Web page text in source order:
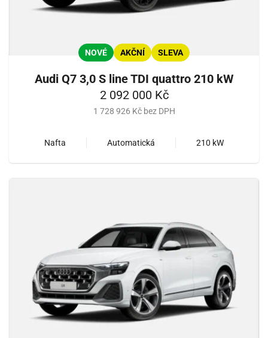
NOVÉ AKČNÍ SLEVA
Audi Q7 3,0 S line TDI quattro 210 kW
2 092 000 Kč
1 728 926 Kč bez DPH
Nafta Automatická 210 kW